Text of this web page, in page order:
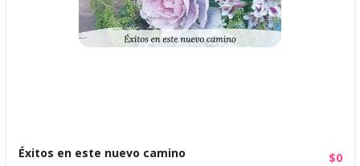
Éxitos en este nuevo camino $0